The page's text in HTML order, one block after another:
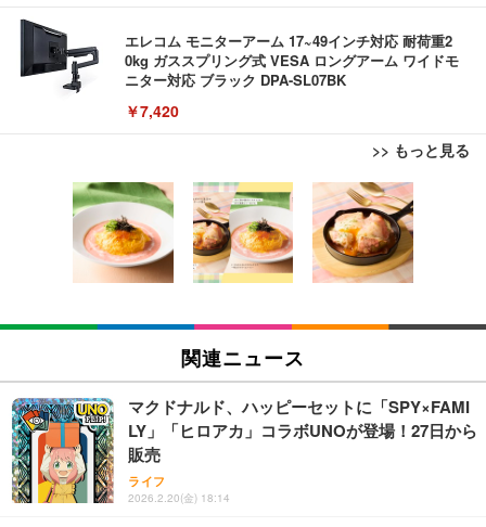
エレコム モニターアーム 17~49インチ対応 耐荷重2
0kg ガススプリング式 VESA ロングアーム ワイドモ
ニター対応 ブラック DPA-SL07BK
￥7,420
>> もっと見る
EIZO ビジネス向けプレミアムモニター | FlexScan
EV3240X-WT | 31.5型4K UHD・USB Type-C・ホワ
イト
￥105,595
EIZO ビジネス向けプレミアムモニター | FlexScan
￥109,572
【純正品】27"ゲーミングモニター DualSense 充電
フック付き（CFI-ZDM1J）
￥49,979
ブラックニッカ ニッカ Nikka ウィスキー4000ml ブ
ラックニッカクリア ウヰスキー 【日本 アサヒ ウィ
スキー】 大容量 お得 4リットル
￥3,940
【Amazon.co.jp限定】コロナ・エキストラ Corona
ト] [ギフトBox入り]
￥2,249
霧島酒造 チューパック黒霧島 25度 [ 焼酎 宮崎県 18
00ml×2本 ]
￥4,080
松阪牛 グルメ ハンバーグ 【誕生日ギフトセット】
誕生日プレゼント 高級 ハンバーグ 肉 ギフト 牛肉
食べ物 冷凍 高級 内祝 お返し 人気 お取り寄せ グル
メ 出産 男性 土産 女性 お父さん お母さん
￥4,000
松阪牛 グルメ ハンバーグ【オレンジ花束カード】
べ物 冷凍 高級 プレゼント 内祝 お返し 人気 お取り
寄せ グルメ
￥4,000
父の日ギフト 松阪牛 グルメ ハンバーグ【父の日短
冊 ブルー花束カード】父の日 食べ物 肉 父 お父さん
お取り寄せグルメ おつまみ ハンバーグギフト 冷凍
松良 お取り寄せ 絶品
関連ニュース
マクドナルド、ハッピーセットに「SPY×FAMI
LY」「ヒロアカ」コラボUNOが登場！27日から
販売
ライフ
2026.2.20(金) 18:14